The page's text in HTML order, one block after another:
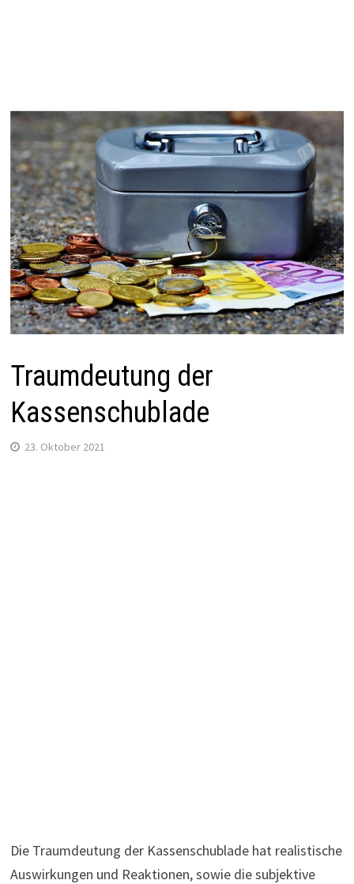
Traumdeutung der
Kassenschublade
23. Oktober 2021
Die Traumdeutung der Kassenschublade hat realistische
Auswirkungen und Reaktionen, sowie die subjektive